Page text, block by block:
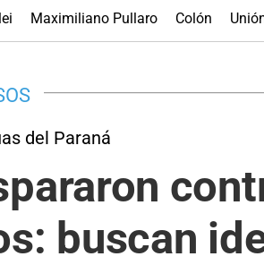
Maximiliano Pullaro Colón
del Paraná
buscan